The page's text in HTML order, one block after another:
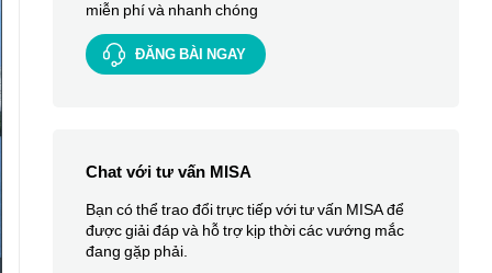
miễn phí và nhanh chóng
ĐĂNG BÀI NGAY
Chat với tư vấn MISA
Bạn có thể trao đổi trực tiếp với tư vấn MISA để
được giải đáp và hỗ trợ kịp thời các vướng mắc
đang gặp phải.